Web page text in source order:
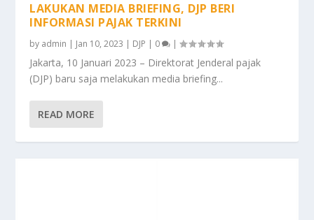
LAKUKAN MEDIA BRIEFING, DJP BERI
INFORMASI PAJAK TERKINI
by admin | Jan 10, 2023 | DJP | 0 |
Jakarta, 10 Januari 2023 – Direktorat Jenderal pajak
(DJP) baru saja melakukan media briefing...
READ MORE